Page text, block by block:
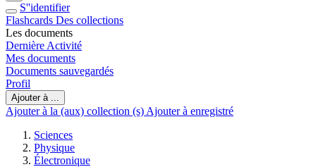
S''identifier
Flashcards Des collections
Les documents
Dernière Activité
Mes documents
Documents sauvegardés
Profil
Ajouter à ...
Ajouter à la (aux) collection (s) Ajouter à enregistré
Sciences
Physique
Électronique